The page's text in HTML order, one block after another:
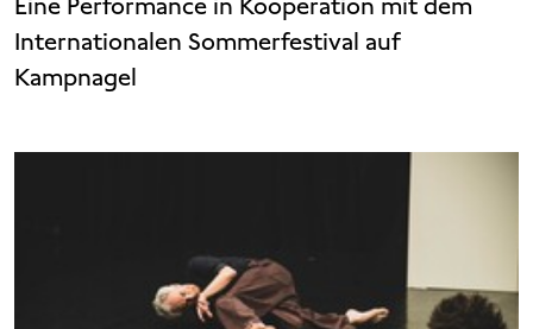
Internationalen Sommerfestival auf
Kampnagel